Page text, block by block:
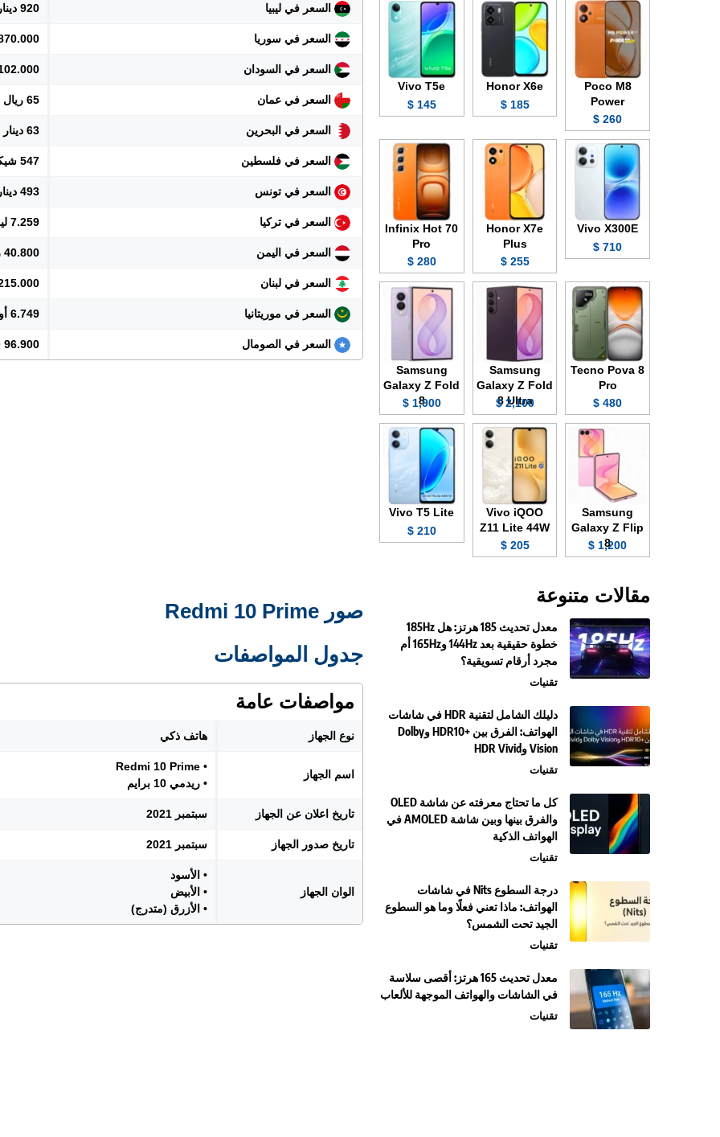
السعر في ليبيا 920 دينار
السعر في سوريا 1.870.000
السعر في السودان 102.000
السعر في عمان 65 ريال
السعر في البحرين 63 دينار
السعر في فلسطين 547 شيكل
السعر في تونس 493 دينار
السعر في تركيا 7.259 ليرة
السعر في اليمن 40.800 ريال
السعر في لبنان
السعر في موريتانيا 6.749 أوقية
السعر في الصومال 96.900 شلن
صور Redmi 10 Prime
جدول المواصفات
مواصفات عامة
نوع الجهاز هاتف ذكي
اسم الجهاز
• Redmi 10 Prime
• ريدمي 10 برايم
تاريخ اعلان عن الجهاز سبتمبر 2021
تاريخ صدور الجهاز سبتمبر 2021
الوان الجهاز
• الأسود
• الأبيض
• الأزرق (متدرج)
Poco M8
Power
260 $
Honor X6e
185 $
Vivo T5e
145 $
Vivo X300E
710 $
Honor X7e
Plus
255 $
Infinix Hot 70
Pro
280 $
Tecno Pova 8
Pro
480 $
Samsung
Galaxy Z Fold
8 Ultra
2,100 $
Samsung
Galaxy Z Fold
8
1,900 $
Samsung
Galaxy Z Flip
8
1,200 $
Vivo iQOO
Z11 Lite 44W
205 $
Vivo T5 Lite
210 $
مقالات متنوعة
معدل تحديث 185 هرتز: هل 185Hz
خطوة حقيقية بعد 144Hz و165Hz أم
مجرد أرقام تسويقية؟
تقنيات
دليلك الشامل لتقنية HDR في شاشات
الهواتف: الفرق بين +HDR10 وDolby
Vision وHDR Vivid
تقنيات
كل ما تحتاج معرفته عن شاشة OLED
والفرق بينها وبين شاشة AMOLED في
الهواتف الذكية
تقنيات
درجة السطوع Nits في شاشات
الهواتف: ماذا تعني فعلًا وما هو السطوع
الجيد تحت الشمس؟
تقنيات
معدل تحديث 165 هرتز: أقصى سلاسة
في الشاشات والهواتف الموجهة للألعاب
تقنيات